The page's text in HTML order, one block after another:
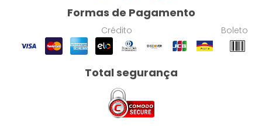
Formas de Pagamento
Crédito Boleto
Total segurança